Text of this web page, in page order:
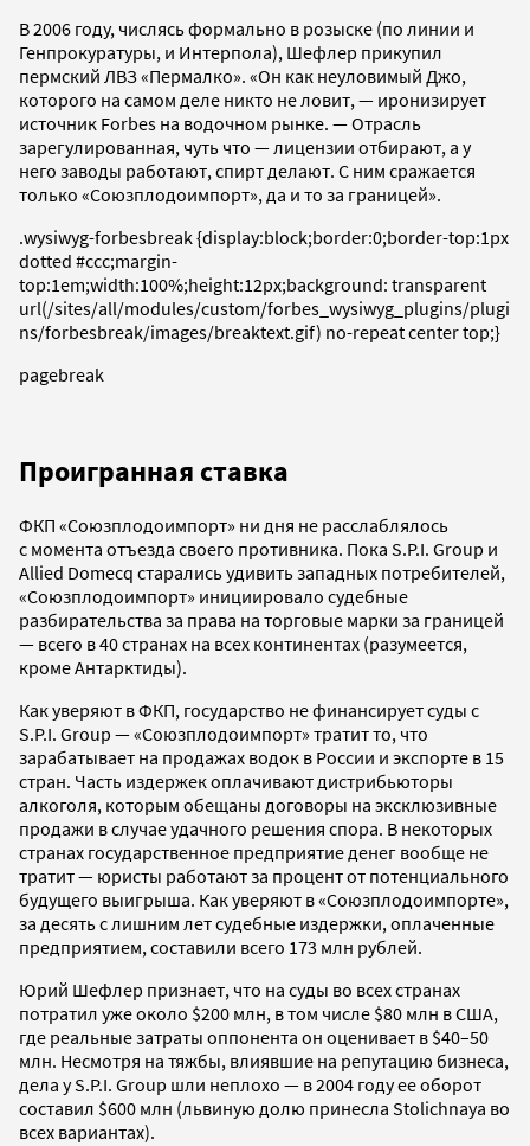
В 2006 году, числясь формально в розыске (по линии и
Генпрокуратуры, и Интерпола), Шефлер прикупил
пермский ЛВЗ «Пермалко». «Он как неуловимый Джо,
которого на самом деле никто не ловит, — иронизирует
источник Forbes на водочном рынке. — Отрасль
зарегулированная, чуть что — лицензии отбирают, а у
него заводы работают, спирт делают. С ним сражается
только «Союзплодоимпорт», да и то за границей».
.wysiwyg-forbesbreak {display:block;border:0;border-top:1px
dotted #ccc;margin-
top:1em;width:100%;height:12px;background: transparent
url(/sites/all/modules/custom/forbes_wysiwyg_plugins/plugi
ns/forbesbreak/images/breaktext.gif) no-repeat center top;}
pagebreak
Проигранная ставка
ФКП «Союзплодоимпорт» ни дня не расслаблялось
с момента отъезда своего противника. Пока S.P.I. Group и
Allied Domecq старались удивить западных потребителей,
«Союзплодоимпорт» инициировало судебные
разбирательства за права на торговые марки за границей
— всего в 40 странах на всех континентах (разумеется,
кроме Антарктиды).
Как уверяют в ФКП, государство не финансирует суды с
S.P.I. Group — «Союзплодоимпорт» тратит то, что
зарабатывает на продажах водок в России и экспорте в 15
стран. Часть издержек оплачивают дистрибьюторы
алкоголя, которым обещаны договоры на эксклюзивные
продажи в случае удачного решения спора. В некоторых
странах государственное предприятие денег вообще не
тратит — юристы работают за процент от потенциального
будущего выигрыша. Как уверяют в «Союзплодоимпорте»,
за десять с лишним лет судебные издержки, оплаченные
предприятием, составили всего 173 млн рублей.
Юрий Шефлер признает, что на суды во всех странах
потратил уже около $200 млн, в том числе $80 млн в США,
где реальные затраты оппонента он оценивает в $40–50
млн. Несмотря на тяжбы, влиявшие на репутацию бизнеса,
дела у S.P.I. Group шли неплохо — в 2004 году ее оборот
составил $600 млн (львиную долю принесла Stolichnaya во
всех вариантах).